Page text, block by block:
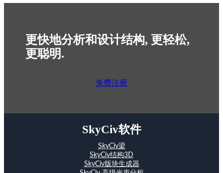
更快地分析和设计结构, 更轻松,
更聪明.
免费注册
SkyCiv软件
SkyCiv梁
SkyCiv结构3D
SkyCiv版块生成器